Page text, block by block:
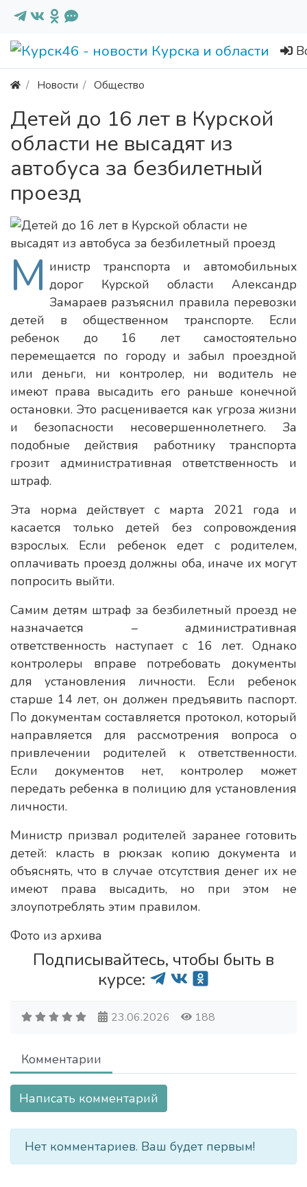
Новости Общество
Детей до 16 лет в Курской
области не высадят из
автобуса за безбилетный
проезд
М инистр транспорта и автомобильных
дорог Курской области Александр
Замараев разъяснил правила перевозки
детей в общественном транспорте. Если
ребенок до 16 лет самостоятельно
перемещается по городу и забыл проездной
или деньги, ни контролер, ни водитель не
имеют права высадить его раньше конечной
остановки. Это расценивается как угроза жизни
и безопасности несовершеннолетнего. За
подобные действия работнику транспорта
грозит административная ответственность и
штраф.
Эта норма действует с марта 2021 года и
касается только детей без сопровождения
взрослых. Если ребенок едет с родителем,
оплачивать проезд должны оба, иначе их могут
попросить выйти.
Самим детям штраф за безбилетный проезд не
назначается – административная
ответственность наступает с 16 лет. Однако
контролеры вправе потребовать документы
для установления личности. Если ребенок
старше 14 лет, он должен предъявить паспорт.
По документам составляется протокол, который
направляется для рассмотрения вопроса о
привлечении родителей к ответственности.
Если документов нет, контролер может
передать ребенка в полицию для установления
личности.
Министр призвал родителей заранее готовить
детей: класть в рюкзак копию документа и
объяснять, что в случае отсутствия денег их не
имеют права высадить, но при этом не
злоупотреблять этим правилом.
Фото из архива
Подписывайтесь, чтобы быть в
курсе:
23.06.2026 188
Комментарии
Написать комментарий
Нет комментариев. Ваш будет первым!